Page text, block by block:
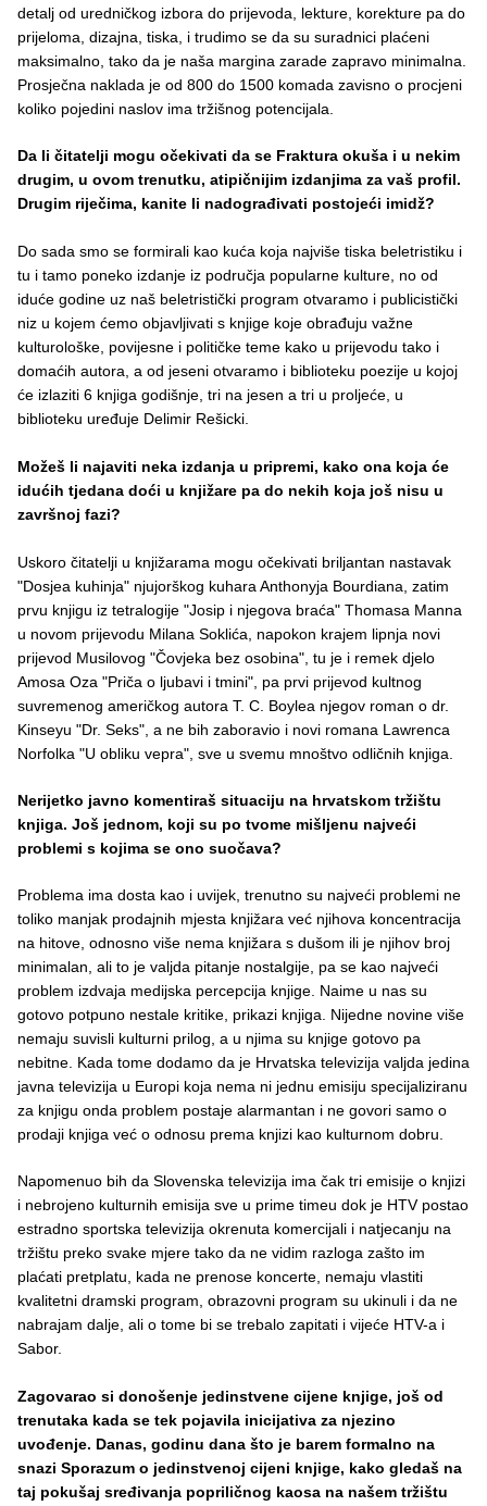
detalj od uredničkog izbora do prijevoda, lekture, korekture pa do
prijeloma, dizajna, tiska, i trudimo se da su suradnici plaćeni
maksimalno, tako da je naša margina zarade zapravo minimalna.
Prosječna naklada je od 800 do 1500 komada zavisno o procjeni
koliko pojedini naslov ima tržišnog potencijala.
Da li čitatelji mogu očekivati da se Fraktura okuša i u nekim
drugim, u ovom trenutku, atipičnijim izdanjima za vaš profil.
Drugim riječima, kanite li nadograđivati postojeći imidž?
Do sada smo se formirali kao kuća koja najviše tiska beletristiku i
tu i tamo poneko izdanje iz područja popularne kulture, no od
iduće godine uz naš beletristički program otvaramo i publicistički
niz u kojem ćemo objavljivati s knjige koje obrađuju važne
kulturološke, povijesne i političke teme kako u prijevodu tako i
domaćih autora, a od jeseni otvaramo i biblioteku poezije u kojoj
će izlaziti 6 knjiga godišnje, tri na jesen a tri u proljeće, u
biblioteku uređuje Delimir Rešicki.
Možeš li najaviti neka izdanja u pripremi, kako ona koja će
idućih tjedana doći u knjižare pa do nekih koja još nisu u
završnoj fazi?
Uskoro čitatelji u knjižarama mogu očekivati briljantan nastavak
"Dosjea kuhinja" njujorškog kuhara Anthonyja Bourdiana, zatim
prvu knjigu iz tetralogije "Josip i njegova braća" Thomasa Manna
u novom prijevodu Milana Soklića, napokon krajem lipnja novi
prijevod Musilovog "Čovjeka bez osobina", tu je i remek djelo
Amosa Oza "Priča o ljubavi i tmini", pa prvi prijevod kultnog
suvremenog američkog autora T. C. Boylea njegov roman o dr.
Kinseyu "Dr. Seks", a ne bih zaboravio i novi romana Lawrenca
Norfolka "U obliku vepra", sve u svemu mnoštvo odličnih knjiga.
Nerijetko javno komentiraš situaciju na hrvatskom tržištu
knjiga. Još jednom, koji su po tvome mišljenu najveći
problemi s kojima se ono suočava?
Problema ima dosta kao i uvijek, trenutno su najveći problemi ne
toliko manjak prodajnih mjesta knjižara već njihova koncentracija
na hitove, odnosno više nema knjižara s dušom ili je njihov broj
minimalan, ali to je valjda pitanje nostalgije, pa se kao najveći
problem izdvaja medijska percepcija knjige. Naime u nas su
gotovo potpuno nestale kritike, prikazi knjiga. Nijedne novine više
nemaju suvisli kulturni prilog, a u njima su knjige gotovo pa
nebitne. Kada tome dodamo da je Hrvatska televizija valjda jedina
javna televizija u Europi koja nema ni jednu emisiju specijaliziranu
za knjigu onda problem postaje alarmantan i ne govori samo o
prodaji knjiga već o odnosu prema knjizi kao kulturnom dobru.
Napomenuo bih da Slovenska televizija ima čak tri emisije o knjizi
i nebrojeno kulturnih emisija sve u prime timeu dok je HTV postao
estradno sportska televizija okrenuta komercijali i natjecanju na
tržištu preko svake mjere tako da ne vidim razloga zašto im
plaćati pretplatu, kada ne prenose koncerte, nemaju vlastiti
kvalitetni dramski program, obrazovni program su ukinuli i da ne
nabrajam dalje, ali o tome bi se trebalo zapitati i vijeće HTV-a i
Sabor.
Zagovarao si donošenje jedinstvene cijene knjige, još od
trenutaka kada se tek pojavila inicijativa za njezino
uvođenje. Danas, godinu dana što je barem formalno na
snazi Sporazum o jedinstvenoj cijeni knjige, kako gledaš na
taj pokušaj sređivanja popriličnog kaosa na našem tržištu